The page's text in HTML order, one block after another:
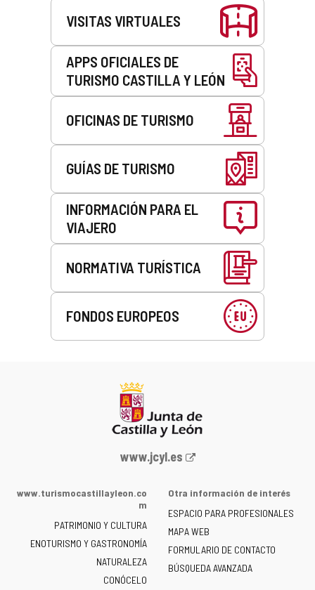
VISITAS VIRTUALES
APPS OFICIALES DE
TURISMO CASTILLA Y LEÓN
OFICINAS DE TURISMO
GUÍAS DE TURISMO
INFORMACIÓN PARA EL
VIAJERO
NORMATIVA TURÍSTICA
FONDOS EUROPEOS
Portal
la
de
Castilla
y
León
www.jcyl.es
www.turismocastillayleon.co
m
PATRIMONIO Y CULTURA
ENOTURISMO Y GASTRONOMÍA
NATURALEZA
CONÓCELO
Otra información de interés
ESPACIO PARA PROFESIONALES
MAPA WEB
FORMULARIO DE CONTACTO
BÚSQUEDA AVANZADA